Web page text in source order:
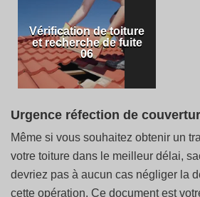
Vérification de toiture
et recherche de fuite
06
Urgence réfection de
Même si vous souhaitez obtenir un
votre toiture dans le meilleur délai,
devriez pas à aucun cas négliger la
cette opération. Ce document est